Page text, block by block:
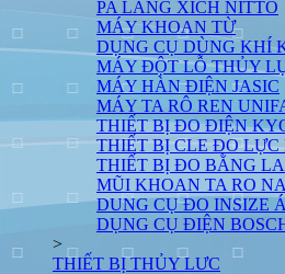
PA LĂNG XÍCH NITTO
MÁY KHOAN TỪ
DỤNG CỤ DÙNG KHÍ
MÁY ĐỘT LỖ THỦY
MÁY HÀN ĐIỆN JASIC
MÁY TA RÔ REN
THIẾT BỊ ĐO ĐIỆN
THIẾT BỊ CLE ĐO LỰC
THIẾT BỊ ĐO BẰNG
MŨI KHOAN TA RO
DUNG CỤ ĐO INSIZE
DỤNG CỤ ĐIỆN
>
THIẾT BỊ THỦY LƯC